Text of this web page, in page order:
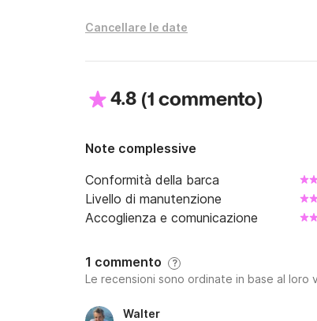
Cancellare le date
4.8 (1 commento)
Note complessive
Conformità della barca
Livello di manutenzione
Accoglienza e comunicazione
1 commento ?
Le recensioni sono ordinate in base al loro
Walter